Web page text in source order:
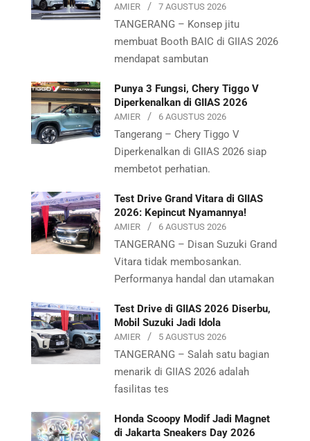
AMIER 7 AGUSTUS 2026
TANGERANG – Konsep jitu
membuat Booth BAIC di GIIAS 2026
mendapat sambutan
Punya 3 Fungsi, Chery Tiggo V
Diperkenalkan di GIIAS 2026
AMIER 6 AGUSTUS 2026
Tangerang – Chery Tiggo V
Diperkenalkan di GIIAS 2026 siap
membetot perhatian.
Test Drive Grand Vitara di GIIAS
2026: Kepincut Nyamannya!
AMIER 6 AGUSTUS 2026
TANGERANG – Disan Suzuki Grand
Vitara tidak membosankan.
Performanya handal dan utamakan
Test Drive di GIIAS 2026 Diserbu,
Mobil Suzuki Jadi Idola
AMIER 5 AGUSTUS 2026
TANGERANG – Salah satu bagian
menarik di GIIAS 2026 adalah
fasilitas tes
Honda Scoopy Modif Jadi Magnet
di Jakarta Sneakers Day 2026